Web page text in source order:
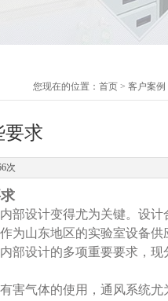
您现在的位置： 首页 > 客户案例
要求
次
部设计变得尤为关键。设
为山东地区的实验室设备供
部设计的多项重要要求，现
害气体的使用，通风系统尤